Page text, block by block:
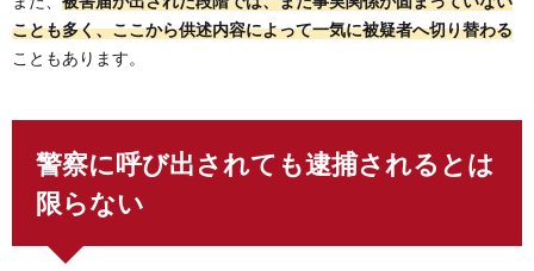
ことも多く、ここから供述内容によって一気に被疑者へ切り替わる
こともあります。
警察に呼び出されても逮捕されるとは
限らない